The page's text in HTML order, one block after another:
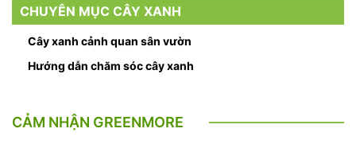
CHUYÊN MỤC CÂY XANH
Cây xanh cảnh quan sân vườn
Hướng dẫn chăm sóc cây xanh
CẢM NHẬN GREENMORE